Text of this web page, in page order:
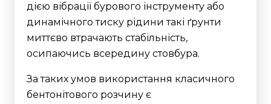
дією вібрації бурового інструменту або
динамічного тиску рідини такі ґрунти
миттєво втрачають стабільність,
осипаючись всередину стовбура.
За таких умов використання класичного
бентонітового розчину є